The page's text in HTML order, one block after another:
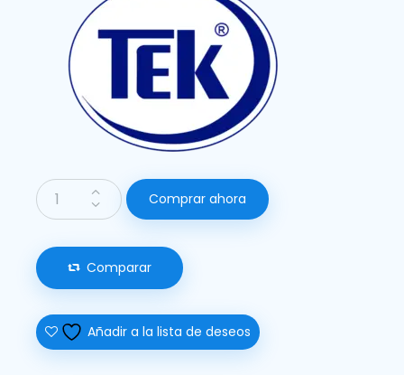
Comprar ahora
Comparar
Añadir a la lista de deseos